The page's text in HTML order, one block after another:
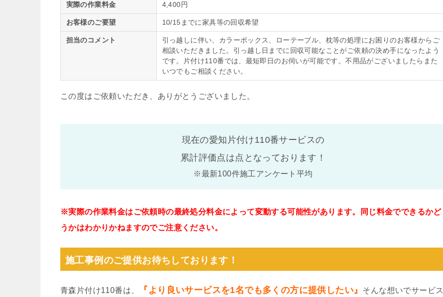
実際の作業料金 4,400円
お客様のご要望 10/15までに家具等の回収希望
担当のコメント
引っ越しに伴い、カラーボックス、ローテーブル、枕等の処理にお困りのお客様からご
相談いただきました。引っ越し日までに回収可能なことがご依頼の決め手になったよう
です。片付け110番では、最短即日のお伺いが可能です。不用品がございましたらまた
いつでもご相談ください。
この度はご依頼いただき、ありがとうございました。
現在の愛知片付け110番サービスの
累計評価点は点となっております！
※最新100件施工アンケート平均
※実際の作業料金はご依頼時の最終処分料金によって変動する可能性があります。同じ料金でできるかど
うかはわかりかねますのでご注意ください。
施工事例のご提供お待ちしております！
青森片付け110番は、 『より良いサービスを1名でも多くの方に提供したい』
そんな想いでサービス